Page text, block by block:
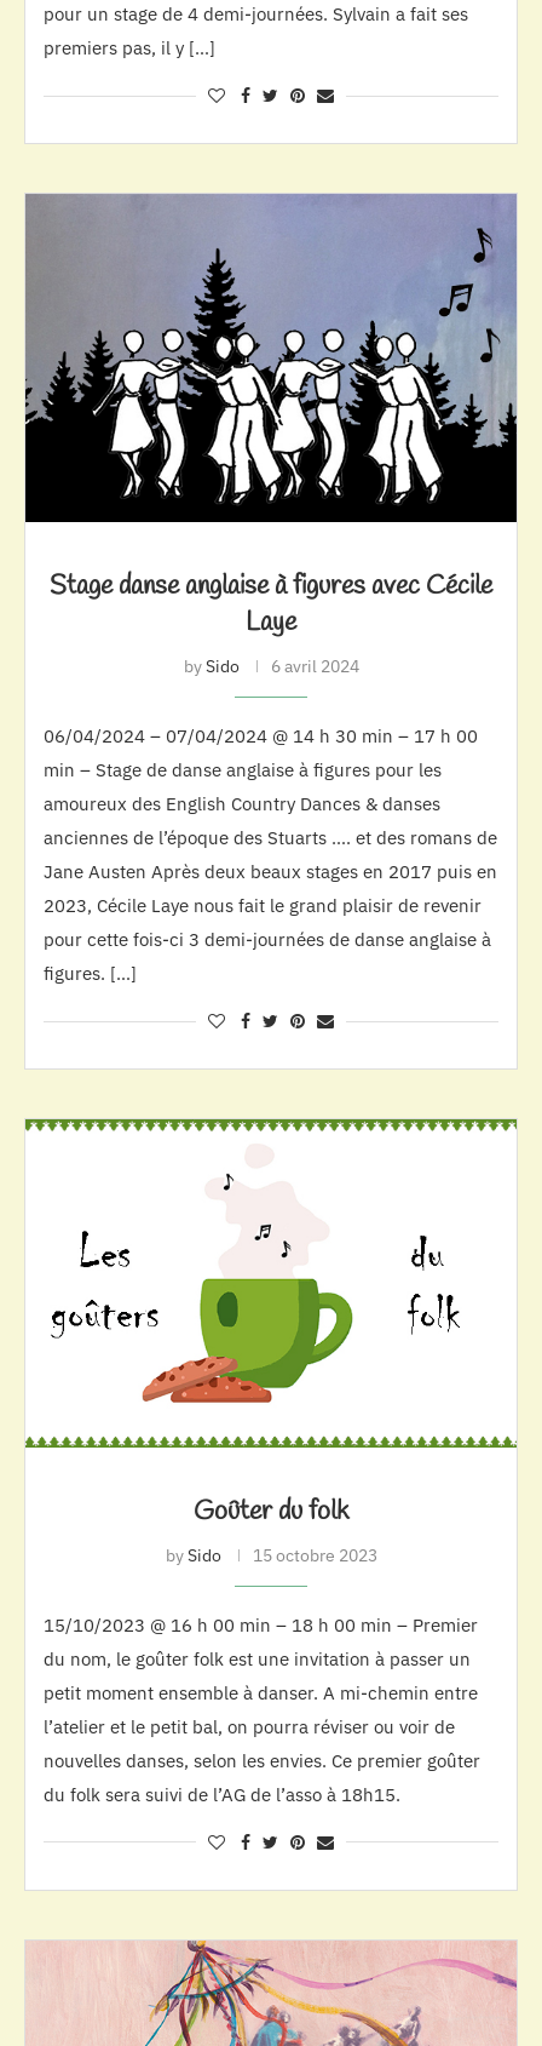
pour un stage de 4 demi-journées. Sylvain a fait ses
premiers pas, il y […]
Stage danse anglaise à figures avec Cécile
Laye
bySido 6 avril 2024
06/04/2024 – 07/04/2024 @ 14 h 30 min – 17 h 00
min – Stage de danse anglaise à figures pour les
amoureux des English Country Dances & danses
anciennes de l’époque des Stuarts …. et des romans de
Jane Austen Après deux beaux stages en 2017 puis en
2023, Cécile Laye nous fait le grand plaisir de revenir
pour cette fois-ci 3 demi-journées de danse anglaise à
figures. […]
Goûter du folk
bySido 15 octobre 2023
15/10/2023 @ 16 h 00 min – 18 h 00 min – Premier
du nom, le goûter folk est une invitation à passer un
petit moment ensemble à danser. A mi-chemin entre
l’atelier et le petit bal, on pourra réviser ou voir de
nouvelles danses, selon les envies. Ce premier goûter
du folk sera suivi de l’AG de l’asso à 18h15.